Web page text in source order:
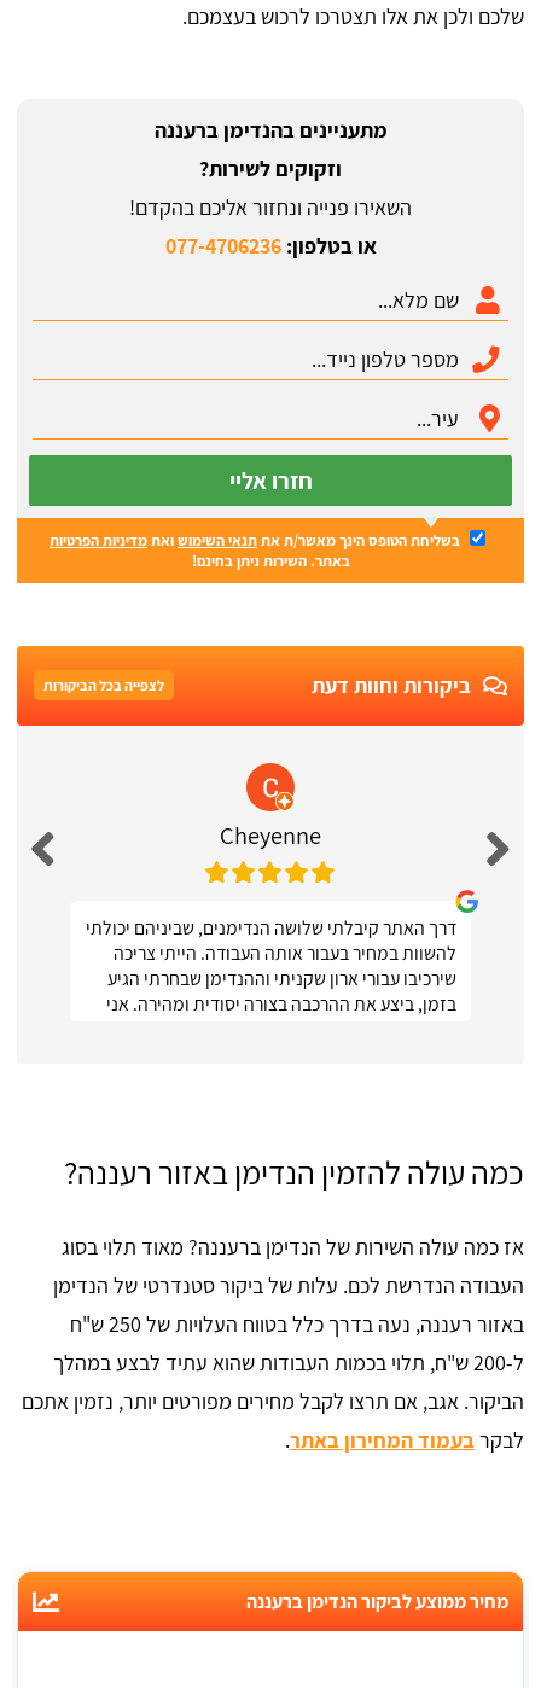
שלכם ולכן את אלו תצטרכו לרכוש בעצמכם.
מתעניינים בהנדימן ברעננה
וזקוקים לשירות?
השאירו פנייה ונחזור אליכם בהקדם!
או בטלפון:077-4706236
חזרו אליי
בשליחת הטופס הינך מאשר/ת אתתנאי השימושואתמדיניות הפרטיות
באתר. השירות ניתן בחינם!
ביקורות וחוות דעת לצפייה בכל הביקורות
Cheyenne
דרך האתר קיבלתי שלושה הנדימנים, שביניהם יכולתי
להשוות במחיר בעבור אותה העבודה. הייתי צריכה
שירכיבו עבורי ארון שקניתי וההנדימן שבחרתי הגיע
בזמן, ביצע את ההרכבה בצורה יסודית ומהירה. אני
כמה עולה להזמין הנדימן באזור רעננה?
אז כמה עולה השירות של הנדימן ברעננה? מאוד תלוי בסוג
העבודה הנדרשת לכם. עלות של ביקור סטנדרטי של הנדימן
באזור רעננה, נעה בדרך כלל בטווח העלויות של 250 ש"ח
ל-200 ש"ח, תלוי בכמות העבודות שהוא עתיד לבצע במהלך
הביקור. אגב, אם תרצו לקבל מחירים מפורטים יותר, נזמין אתכם
לבקרבעמוד המחירון באתר.
מחיר ממוצע לביקור הנדימן ברעננה